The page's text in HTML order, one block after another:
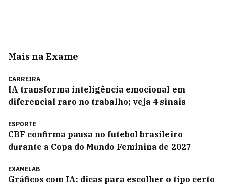
Mais na Exame
CARREIRA
IA transforma inteligência emocional em
diferencial raro no trabalho; veja 4 sinais
ESPORTE
CBF confirma pausa no futebol brasileiro
durante a Copa do Mundo Feminina de 2027
EXAMELAB
Gráficos com IA: dicas para escolher o tipo certo